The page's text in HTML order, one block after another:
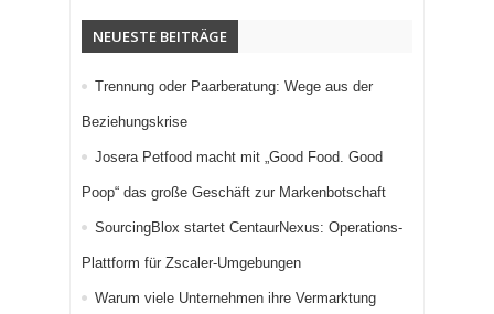
NEUESTE BEITRÄGE
Trennung oder Paarberatung: Wege aus der
Beziehungskrise
Josera Petfood macht mit „Good Food. Good
Poop“ das große Geschäft zur Markenbotschaft
SourcingBlox startet CentaurNexus: Operations-
Plattform für Zscaler-Umgebungen
Warum viele Unternehmen ihre Vermarktung